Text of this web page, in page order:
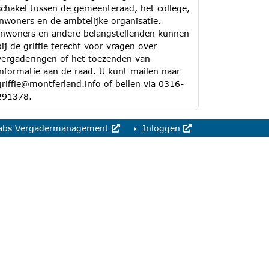
tussen de gemeenteraad, het college,
en de ambtelijke organisatie.
en andere belangstellenden kunnen
de griffie terecht voor vragen over
of het toezenden van
aan de raad. U kunt mailen naar
of bellen via 0316-
Vergadermanagement Inloggen